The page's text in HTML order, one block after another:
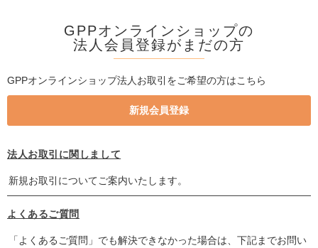
GPPオンラインショップの
法人会員登録がまだの方
GPPオンラインショップ法人お取引をご希望の方はこちら
法人お取引に関しまして
新規お取引についてご案内いたします。
よくあるご質問
「よくあるご質問」でも解決できなかった場合は、下記までお問い